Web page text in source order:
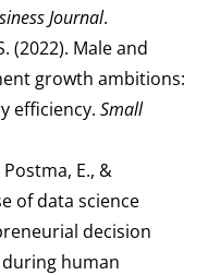
Journal.
(2022). Male and
growth ambitions:
efficiency. Small
E., &
of data science
decision
human